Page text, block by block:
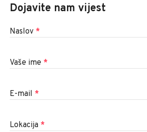
Dojavite nam vijest
Naslov *
Vaše ime *
E-mail *
Lokacija *